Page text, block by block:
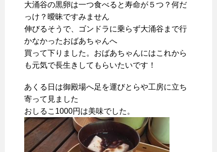
大涌谷の黒卵は一つ食べると寿命が５つ？何だ
っけ？曖昧ですみません
伸びるそうで、ゴンドラに乗らず大涌谷まで行
かなかったおばあちゃんへ
買って下りました。おばあちゃんにはこれから
も元気で長生きしてもらいたいです！
あくる日は御殿場へ足を運びとらや工房に立ち
寄って見ました
おしるこ1000円は美味でした。